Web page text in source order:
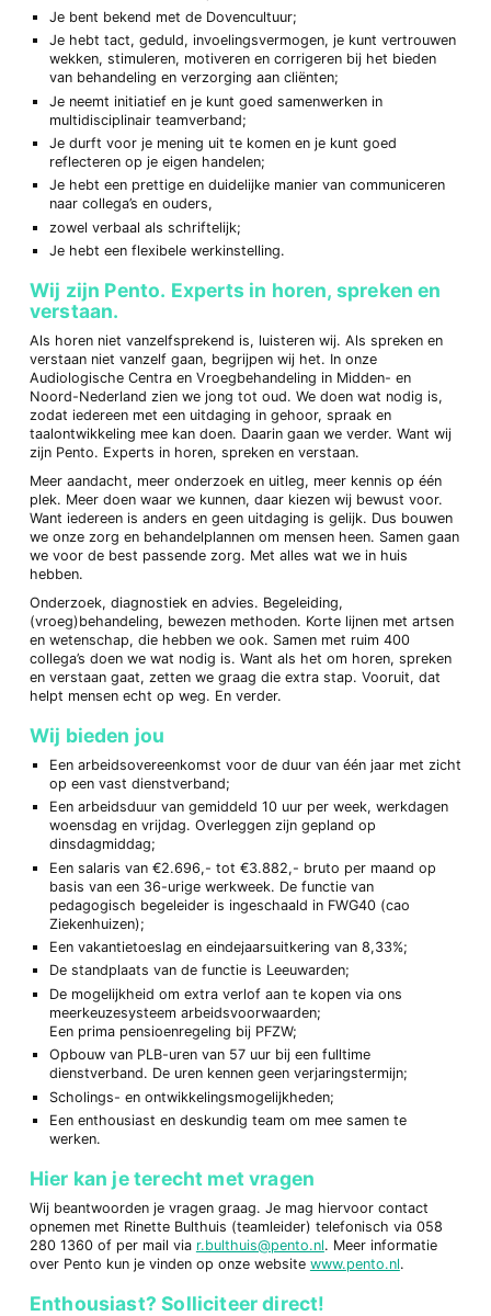
Je bent bekend met de Dovencultuur;
Je hebt tact, geduld, invoelingsvermogen, je kunt vertrouwen
wekken, stimuleren, motiveren en corrigeren bij het bieden
van behandeling en verzorging aan cliënten;
Je neemt initiatief en je kunt goed samenwerken in
multidisciplinair teamverband;
Je durft voor je mening uit te komen en je kunt goed
reflecteren op je eigen handelen;
Je hebt een prettige en duidelijke manier van communiceren
naar collega’s en ouders,
zowel verbaal als schriftelijk;
Je hebt een flexibele werkinstelling.
Wij zijn Pento. Experts in horen, spreken en
verstaan.
Als horen niet vanzelfsprekend is, luisteren wij. Als spreken en
verstaan niet vanzelf gaan, begrijpen wij het. In onze
Audiologische Centra en Vroegbehandeling in Midden- en
Noord-Nederland zien we jong tot oud. We doen wat nodig is,
zodat iedereen met een uitdaging in gehoor, spraak en
taalontwikkeling mee kan doen. Daarin gaan we verder. Want wij
zijn Pento. Experts in horen, spreken en verstaan.
Meer aandacht, meer onderzoek en uitleg, meer kennis op één
plek. Meer doen waar we kunnen, daar kiezen wij bewust voor.
Want iedereen is anders en geen uitdaging is gelijk. Dus bouwen
we onze zorg en behandelplannen om mensen heen. Samen gaan
we voor de best passende zorg. Met alles wat we in huis
hebben.
Onderzoek, diagnostiek en advies. Begeleiding,
(vroeg)behandeling, bewezen methoden. Korte lijnen met artsen
en wetenschap, die hebben we ook. Samen met ruim 400
collega’s doen we wat nodig is. Want als het om horen, spreken
en verstaan gaat, zetten we graag die extra stap. Vooruit, dat
helpt mensen echt op weg. En verder.
Wij bieden jou
Een arbeidsovereenkomst voor de duur van één jaar met zicht
op een vast dienstverband;
Een arbeidsduur van gemiddeld 10 uur per week, werkdagen
woensdag en vrijdag. Overleggen zijn gepland op
dinsdagmiddag;
Een salaris van €2.696,- tot €3.882,- bruto per maand op
basis van een 36-urige werkweek. De functie van
pedagogisch begeleider is ingeschaald in FWG40 (cao
Ziekenhuizen);
Een vakantietoeslag en eindejaarsuitkering van 8,33%;
De standplaats van de functie is Leeuwarden;
De mogelijkheid om extra verlof aan te kopen via ons
meerkeuzesysteem arbeidsvoorwaarden;
Een prima pensioenregeling bij PFZW;
Opbouw van PLB-uren van 57 uur bij een fulltime
dienstverband. De uren kennen geen verjaringstermijn;
Scholings- en ontwikkelingsmogelijkheden;
Een enthousiast en deskundig team om mee samen te
werken.
Hier kan je terecht met vragen
Wij beantwoorden je vragen graag. Je mag hiervoor contact
opnemen met Rinette Bulthuis (teamleider) telefonisch via 058
280 1360 of per mail via r.bulthuis@pento.nl. Meer informatie
over Pento kun je vinden op onze website www.pento.nl.
Enthousiast? Solliciteer direct!